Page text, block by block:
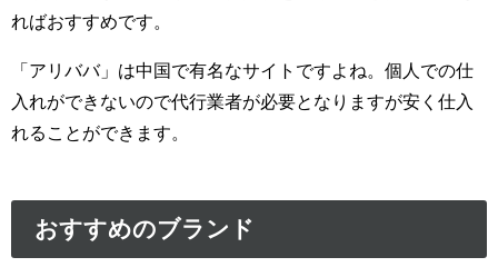
ればおすすめです。
「アリババ」は中国で有名なサイトですよね。個人での仕
入れができないので代行業者が必要となりますが安く仕入
れることができます。
おすすめのブランド